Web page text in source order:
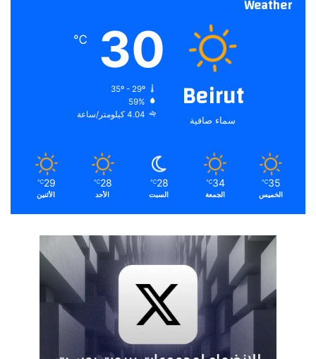
Weather
Beirut
سماء صافية
30
℃
35º - 29º
59%
4.04 كيلومتر/ساعة
35
℃
الخميس
34
℃
الجمعة
28
℃
السبت
28
℃
الأحد
29
℃
الأثنين